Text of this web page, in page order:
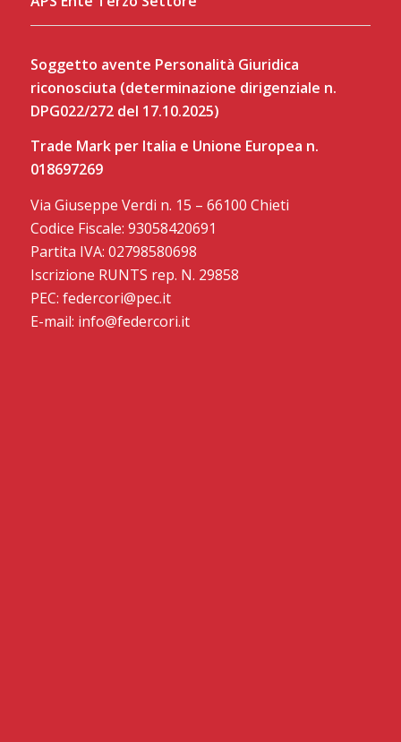
Soggetto avente Personalità Giuridica
riconosciuta (determinazione dirigenziale n.
DPG022/272 del 17.10.2025)
Trade Mark per Italia e Unione Europea n.
018697269
Via Giuseppe Verdi n. 15 – 66100 Chieti
Codice Fiscale: 93058420691
Partita IVA: 02798580698
Iscrizione RUNTS rep. N. 29858
PEC: federcori@pec.it
E-mail: info@federcori.it